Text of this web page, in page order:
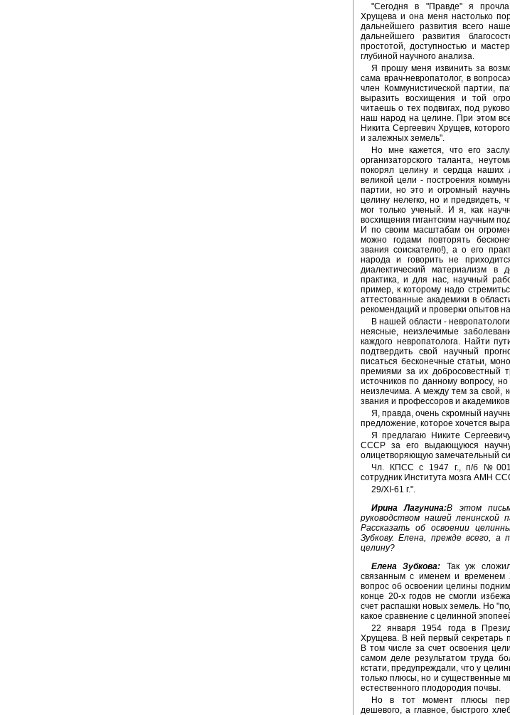
"Сегодня в "Правде" я прочла
Хрущева и она меня настолько
дальнейшего развития всего
дальнейшего развития
простотой, доступностью и
глубиной научного анализа.
Я прошу меня извинить за
сама врач-невропатолог, в
член Коммунистической партии,
выразить восхищения и той
читаешь о тех подвигах, под
наш народ на целине. При этом
Никита Сергеевич Хрущев,
и залежных земель".
Но мне кажется, что его
организаторского таланта,
покорял целину и сердца
великой цели - построения
партии, но это и огромный
целину нелегко, но и предвидеть,
мог только ученый. И я, как
восхищения гигантским научным
И по своим масштабам он
можно годами повторять
звания соискателю!), а о его
народа и говорить не
диалектический материализм в
практика, и для нас, научный
пример, к которому надо
аттестованные академики в
рекомендаций и проверки опытов
В нашей области -
неясные, неизлечимые
каждого невропатолога. Найти
подтвердить свой научный
писаться бесконечные статьи,
премиями за их добросовестный
источников по данному вопросу,
неизлечима. А между тем за свой,
звания и профессоров и академиков.
Я, правда, очень скромный
предложение, которое хочется
Я предлагаю Никите
СССР за его выдающуюся
олицетворяющую замечательный
Чл. КПСС с 1947 г., п/б
сотрудник Института мозга АМН
29/XI-61 г.".
Ирина Лагунина:В этом
руководством нашей ленинской
Рассказать об освоении
Зубкову. Елена, прежде всего, а
целину?
Елена Зубкова: Так уж
связанным с именем и временем
вопрос об освоении целины
конце 20-х годов не смогли
счет распашки новых земель. Но
какое сравнение с целинной
22 января 1954 года в
Хрущева. В ней первый секретарь
В том числе за счет освоения
самом деле результатом труда
кстати, предупреждали, что у
только плюсы, но и существенные
естественного плодородия почвы.
Но в тот момент плюсы
дешевого, а главное, быстрого